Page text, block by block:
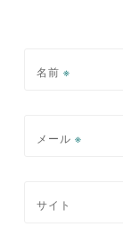
名前 ※
メール ※
サイト